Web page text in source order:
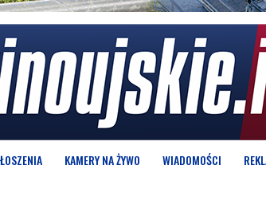
KAMERY NA ŻYWO WIADOMOŚCI